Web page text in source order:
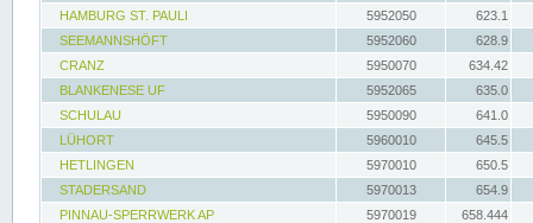
HAMBURG ST. PAULI
5952050
623.1
SEEMANNSHÖFT
5952060
628.9
CRANZ
5950070
634.42
BLANKENESE UF
5952065
635.0
SCHULAU
5950090
641.0
LÜHORT
5960010
645.5
HETLINGEN
5970010
650.5
STADERSAND
5970013
654.9
PINNAU-SPERRWERK AP
5970019
658.444